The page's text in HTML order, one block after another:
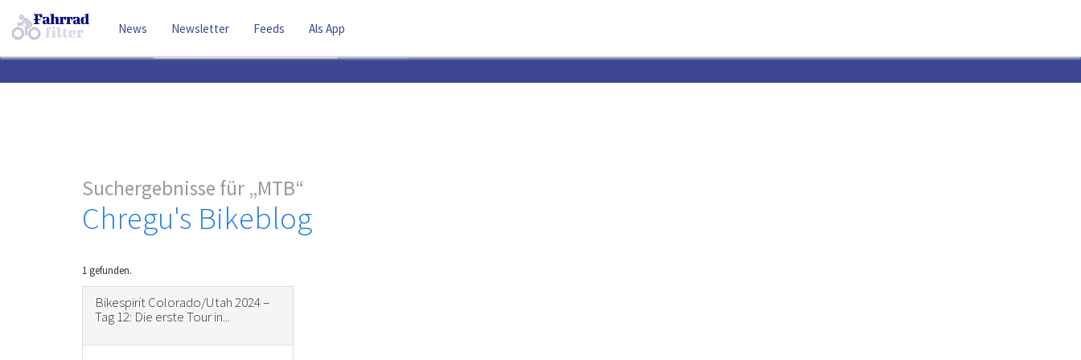
News Newsletter Feeds
Als App
Suchergebnisse für MTB
Chregu's Bikeblog
1 gefunden.
Bikespirit Colorado/Utah 2024 –
Tag 12: Die erste Tour in...